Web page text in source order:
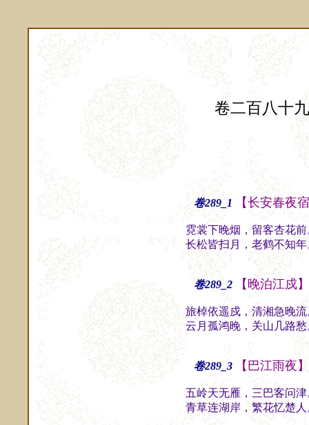
卷二百八十九
卷289_1 【长安春夜
霓裳下晚烟，留客杏花
长松皆扫月，老鹤不知
卷289_2 【晚泊江戍】
旅棹依遥戍，清湘急晚
云月孤鸿晚，关山几路
卷289_3 【巴江雨夜】
五岭天无雁，三巴客问
青草连湖岸，繁花忆楚